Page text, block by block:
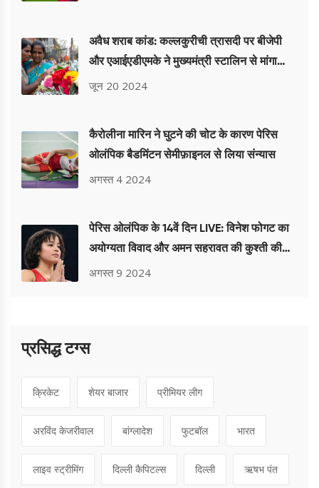
अवैध शराब कांड: कल्लकुरीची त्रासदी पर बीजेपी
और एआईएडीएमके ने मुख्यमंत्री स्टालिन से मांगा
इस्तीफा
जून 20 2024
कैरोलीना मारिन ने घुटने की चोट के कारण पेरिस
ओलंपिक बैडमिंटन सेमीफ़ाइनल से लिया संन्यास
अगस्त 4 2024
पेरिस ओलंपिक के 14वें दिन LIVE: विनेश फोगट का
अयोग्यता विवाद और अमन सहरावत की कुश्ती की
उम्मीदें
अगस्त 9 2024
प्रसिद्ध टग्स
क्रिकेट शेयर बाजार प्रीमियर लीग
अरविंद केजरीवाल बांग्लादेश फुटबॉल भारत
लाइव स्ट्रीमिंग दिल्ली कैपिटल्स दिल्ली ऋषभ पंत